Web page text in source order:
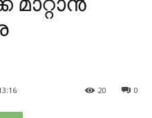
0
20